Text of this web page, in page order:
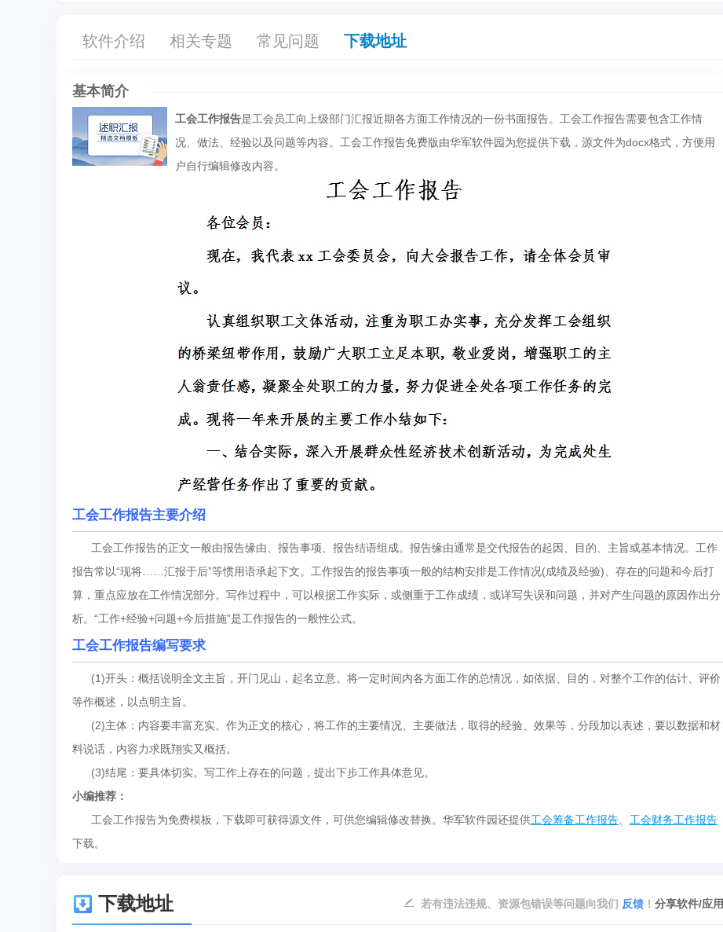
软件介绍 相关专题 常见问题 下载地址
基本简介
工会工作报告是工会员工向上级部门汇报近期各方面工作情况的一份书面报告。工会工作报告需要包含工作情
况、做法、经验以及问题等内容。工会工作报告免费版由华军软件园为您提供下载，源文件为docx格式，方便用
户自行编辑修改内容。
工会工作报告主要介绍
工会工作报告的正文一般由报告缘由、报告事项、报告结语组成。报告缘由通常是交代报告的起因、目的、主旨或基本情况。工作
报告常以“现将……汇报于后”等惯用语承起下文。工作报告的报告事项一般的结构安排是工作情况(成绩及经验)、存在的问题和今后打
算，重点应放在工作情况部分。写作过程中，可以根据工作实际，或侧重于工作成绩，或详写失误和问题，并对产生问题的原因作出分
析。“工作+经验+问题+今后措施”是工作报告的一般性公式。
工会工作报告编写要求
(1)开头：概括说明全文主旨，开门见山，起名立意。将一定时间内各方面工作的总情况，如依据、目的，对整个工作的估计、评价
等作概述，以点明主旨。
(2)主体：内容要丰富充实。作为正文的核心，将工作的主要情况、主要做法，取得的经验、效果等，分段加以表述，要以数据和材
料说话，内容力求既翔实又概括。
(3)结尾：要具体切实。写工作上存在的问题，提出下步工作具体意见。
小编推荐：
工会工作报告为免费模板，下载即可获得源文件，可供您编辑修改替换。华军软件园还提供工会筹备工作报告
工会财务工作报告
下载。
下载地址 分享软件/应用
若有违法违规、资源包错误等问题向我们 反馈 ！